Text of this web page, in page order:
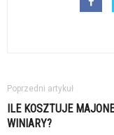
Poprzedni artykuł
ILE KOSZTUJE
WINIARY?